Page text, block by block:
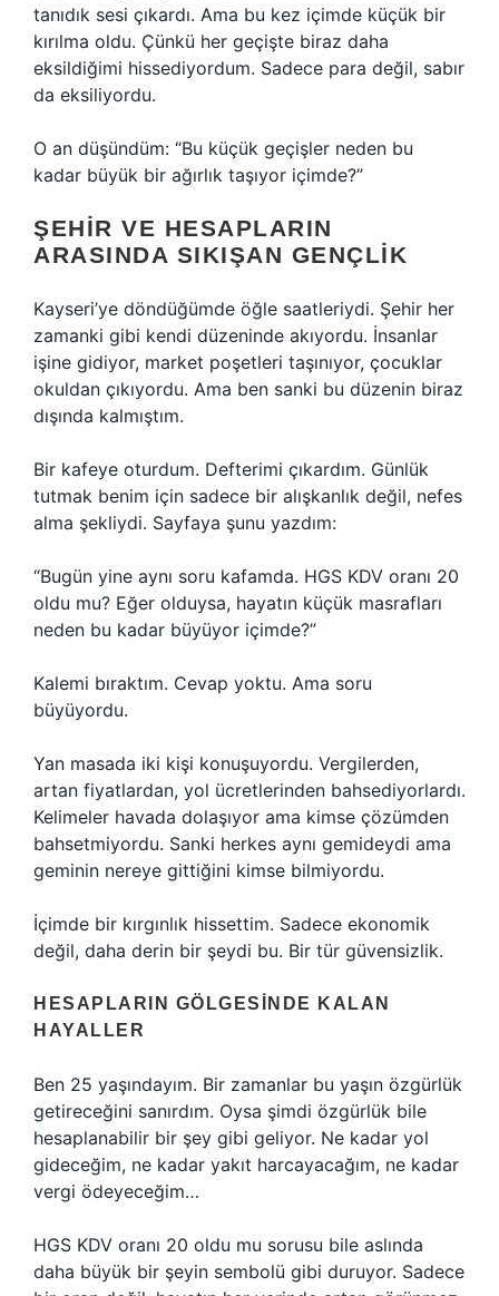
tanıdık sesi çıkardı. Ama bu kez içimde küçük bir
kırılma oldu. Çünkü her geçişte biraz daha
eksildiğimi hissediyordum. Sadece para değil, sabır
da eksiliyordu.
O an düşündüm: “Bu küçük geçişler neden bu
kadar büyük bir ağırlık taşıyor içimde?”
ŞEHIR VE HESAPLARIN
ARASINDA SIKIŞAN GENÇLIK
Kayseri’ye döndüğümde öğle saatleriydi. Şehir her
zamanki gibi kendi düzeninde akıyordu. İnsanlar
işine gidiyor, market poşetleri taşınıyor, çocuklar
okuldan çıkıyordu. Ama ben sanki bu düzenin biraz
dışında kalmıştım.
Bir kafeye oturdum. Defterimi çıkardım. Günlük
tutmak benim için sadece bir alışkanlık değil, nefes
alma şekliydi. Sayfaya şunu yazdım:
“Bugün yine aynı soru kafamda. HGS KDV oranı 20
oldu mu? Eğer olduysa, hayatın küçük masrafları
neden bu kadar büyüyor içimde?”
Kalemi bıraktım. Cevap yoktu. Ama soru
büyüyordu.
Yan masada iki kişi konuşuyordu. Vergilerden,
artan fiyatlardan, yol ücretlerinden bahsediyorlardı.
Kelimeler havada dolaşıyor ama kimse çözümden
bahsetmiyordu. Sanki herkes aynı gemideydi ama
geminin nereye gittiğini kimse bilmiyordu.
İçimde bir kırgınlık hissettim. Sadece ekonomik
değil, daha derin bir şeydi bu. Bir tür güvensizlik.
HESAPLARIN GÖLGESINDE KALAN
HAYALLER
Ben 25 yaşındayım. Bir zamanlar bu yaşın özgürlük
getireceğini sanırdım. Oysa şimdi özgürlük bile
hesaplanabilir bir şey gibi geliyor. Ne kadar yol
gideceğim, ne kadar yakıt harcayacağım, ne kadar
vergi ödeyeceğim…
HGS KDV oranı 20 oldu mu sorusu bile aslında
daha büyük bir şeyin sembolü gibi duruyor. Sadece